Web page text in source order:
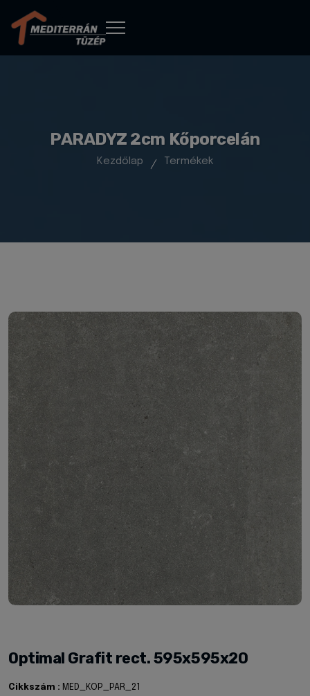
PARADYZ 2cm Kőporcelán
Kezdőlap Termékek
Optimal Grafit rect. 595x595x20
Cikkszám : MED_KOP_PAR_21